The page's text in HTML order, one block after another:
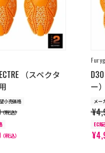
（スペクタ
小売価格
（税込）
（税込）
ー
メー
EC